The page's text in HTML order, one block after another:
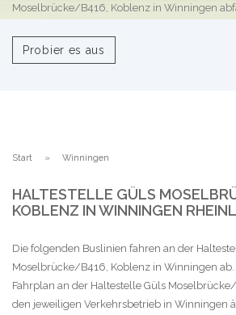
Moselbrücke/B416, Koblenz in Winningen
Probier es aus
Start Winningen
HALTESTELLE GÜLS
KOBLENZ IN WINNINGEN
Die folgenden Buslinien fahren an der
Moselbrücke/B416, Koblenz in Winningen
Fahrplan an der Haltestelle Güls
den jeweiligen Verkehrsbetrieb in Winningen